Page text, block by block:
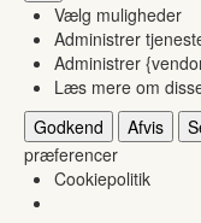
Vælg muligheder
Administrer
Administrer
Læs mere om
Godkend
Afvis
præferencer
Cookiepolitik